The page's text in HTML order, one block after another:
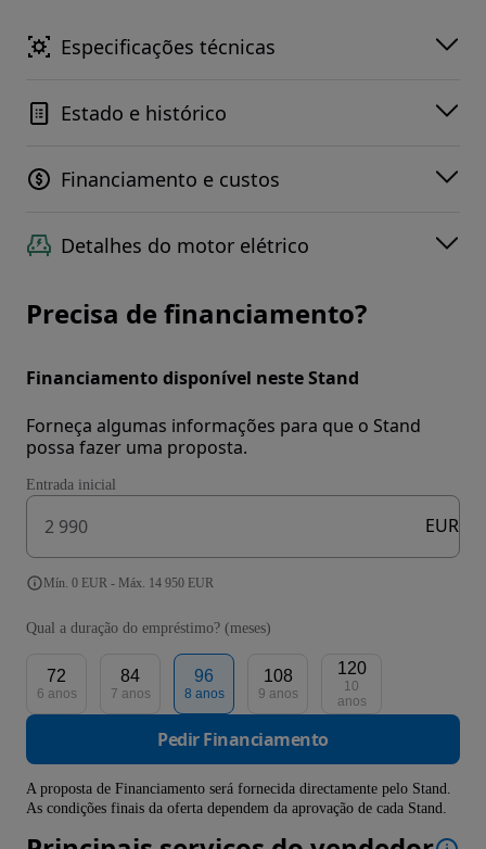
Especificações técnicas
Estado e histórico
Financiamento e custos
Detalhes do motor elétrico
Precisa de financiamento?
Financiamento disponível neste Stand
Forneça algumas informações para que o Stand
possa fazer uma proposta.
Entrada inicial
EUR
Mín. 0 EUR - Máx. 14 950 EUR
Qual a duração do empréstimo? (meses)
72
6 anos
84
7 anos
96
8 anos
108
9 anos
120
10
anos
Pedir Financiamento
A proposta de Financiamento será fornecida directamente pelo Stand.
As condições finais da oferta dependem da aprovação de cada Stand.